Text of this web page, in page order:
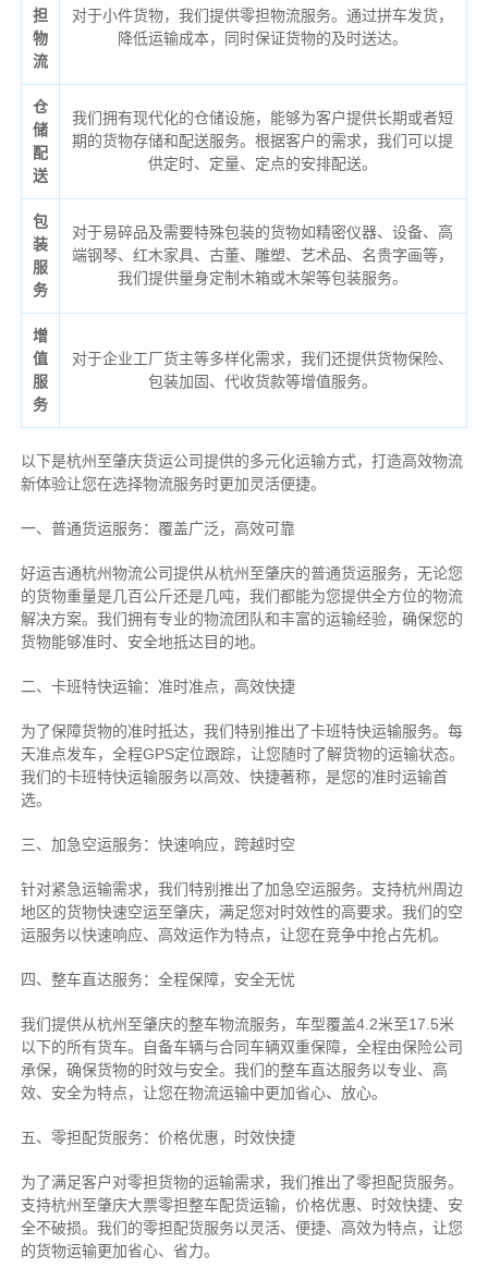
担
物
流
对于小件货物，我们提供零担物流服务。通过拼车发货，
降低运输成本，同时保证货物的及时送达。
仓
储
配
送
我们拥有现代化的仓储设施，能够为客户提供长期或者短
期的货物存储和配送服务。根据客户的需求，我们可以提
供定时、定量、定点的安排配送。
包
装
服
务
对于易碎品及需要特殊包装的货物如精密仪器、设备、高
端钢琴、红木家具、古董、雕塑、艺术品、名贵字画等，
我们提供量身定制木箱或木架等包装服务。
增
值
服
务
对于企业工厂货主等多样化需求，我们还提供货物保险、
包装加固、代收货款等增值服务。
以下是杭州至肇庆货运公司提供的多元化运输方式，打造高效物流
新体验让您在选择物流服务时更加灵活便捷。
一、普通货运服务：覆盖广泛，高效可靠
好运吉通杭州物流公司提供从杭州至肇庆的普通货运服务，无论您
的货物重量是几百公斤还是几吨，我们都能为您提供全方位的物流
解决方案。我们拥有专业的物流团队和丰富的运输经验，确保您的
货物能够准时、安全地抵达目的地。
二、卡班特快运输：准时准点，高效快捷
为了保障货物的准时抵达，我们特别推出了卡班特快运输服务。每
天准点发车，全程GPS定位跟踪，让您随时了解货物的运输状态。
我们的卡班特快运输服务以高效、快捷著称，是您的准时运输首
选。
三、加急空运服务：快速响应，跨越时空
针对紧急运输需求，我们特别推出了加急空运服务。支持杭州周边
地区的货物快速空运至肇庆，满足您对时效性的高要求。我们的空
运服务以快速响应、高效运作为特点，让您在竞争中抢占先机。
四、整车直达服务：全程保障，安全无忧
我们提供从杭州至肇庆的整车物流服务，车型覆盖4.2米至17.5米
以下的所有货车。自备车辆与合同车辆双重保障，全程由保险公司
承保，确保货物的时效与安全。我们的整车直达服务以专业、高
效、安全为特点，让您在物流运输中更加省心、放心。
五、零担配货服务：价格优惠，时效快捷
为了满足客户对零担货物的运输需求，我们推出了零担配货服务。
支持杭州至肇庆大票零担整车配货运输，价格优惠、时效快捷、安
全不破损。我们的零担配货服务以灵活、便捷、高效为特点，让您
的货物运输更加省心、省力。